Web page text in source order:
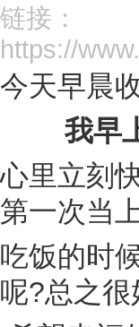
链接：
https://
今天早晨
我早
心里立刻
第一次当
吃饭的时
呢?总之